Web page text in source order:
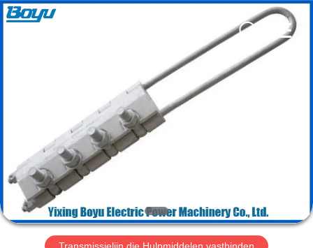
PRODUCTEN
ONGEVEER
ONS
FABRIEKSREIS
Boyu
Electric